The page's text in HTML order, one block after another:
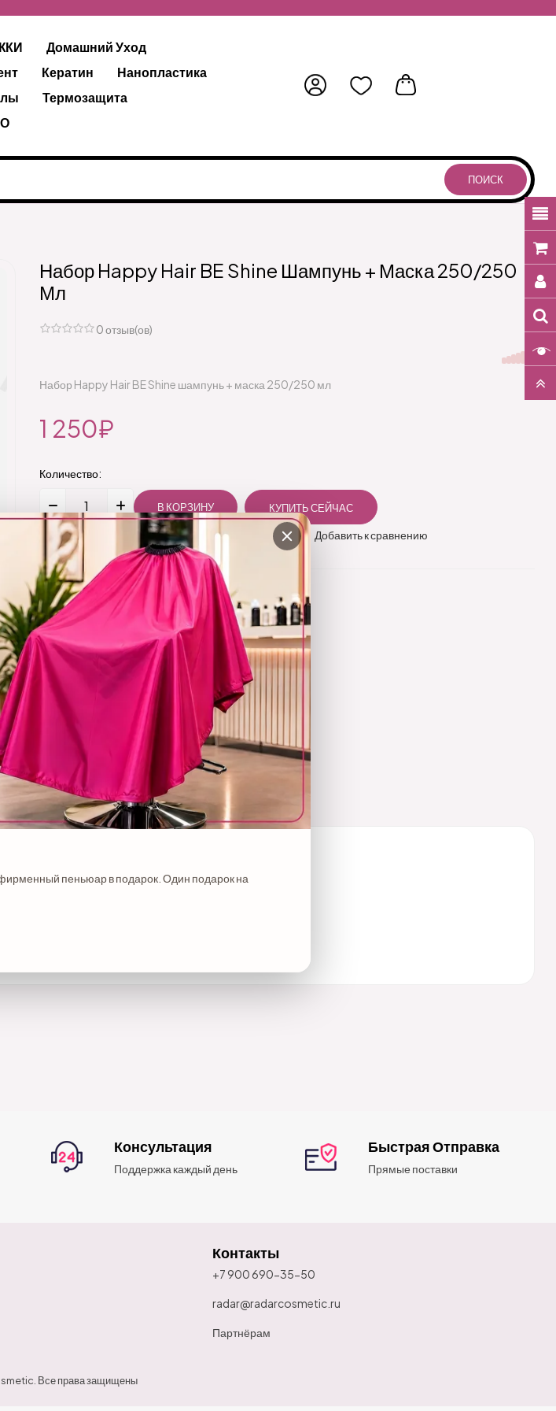
Домашний Уход
Кератин
Нанопластика
Термозащита
ПОИСК
Набор Happy Hair BE Shine Шампунь + Маска 250/250
Мл
0 отзыв(ов)
Набор Happy Hair BE Shine шампунь + маска 250/250 мл
1 250₽
Количество:
Добавить в избранное Добавить к сравнению
Бренд:Happy Hair
Код товара:19101912
250/250 мл
Консультация
Поддержка каждый день
Быстрая Отправка
Прямые поставки
Контакты
+7 900 690-35-50
radar@radarcosmetic.ru
Партнёрам
Все права защищены
пеньюар в подарок. Один подарок на